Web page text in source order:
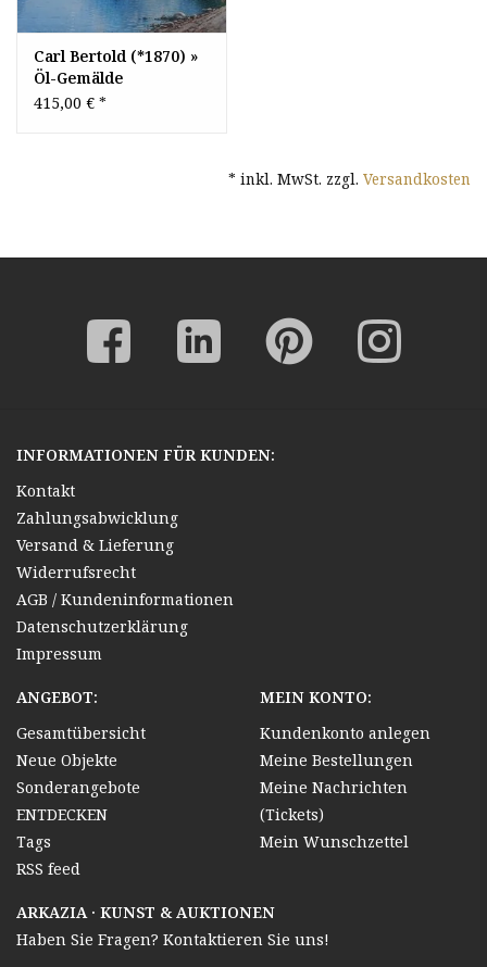
Carl Bertold (*1870) »
Öl-Gemälde
norwegische
415,00 € *
* inkl. MwSt. zzgl. Versandkosten
INFORMATIONEN FÜR KUNDEN:
Kontakt
Zahlungsabwicklung
Versand & Lieferung
Widerrufsrecht
AGB / Kundeninformationen
Datenschutzerklärung
Impressum
ANGEBOT:
Gesamtübersicht
Neue Objekte
Sonderangebote
ENTDECKEN
Tags
RSS feed
MEIN KONTO:
Kundenkonto anlegen
Meine Bestellungen
Meine Nachrichten
(Tickets)
Mein Wunschzettel
ARKAZIA · KUNST & AUKTIONEN
Haben Sie Fragen? Kontaktieren Sie uns!